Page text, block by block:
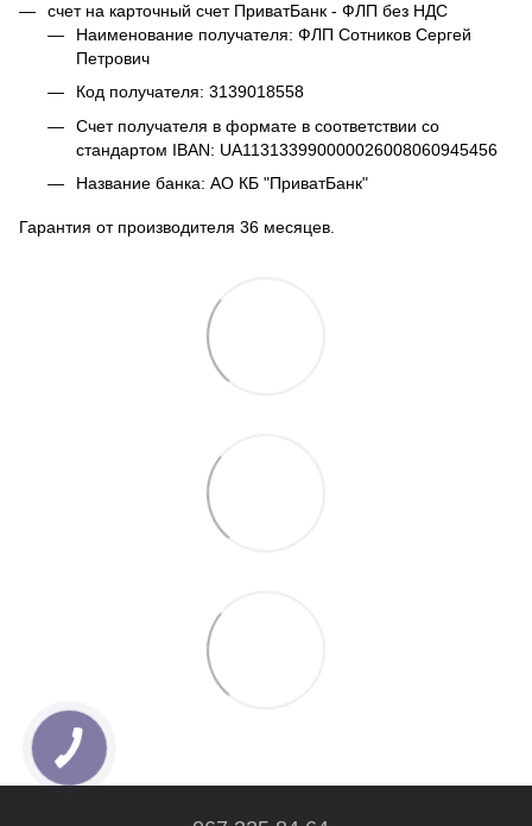
счет на карточный счет ПриватБанк - ФЛП без НДС
Наименование получателя: ФЛП Сотников Сергей
Петрович
Код получателя: 3139018558
Счет получателя в формате в соответствии со
стандартом IBAN: UA113133990000026008060945456
Название банка: АО КБ "ПриватБанк"
Гарантия от производителя 36 месяцев.